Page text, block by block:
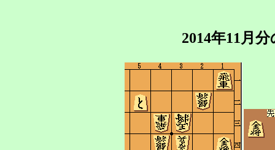
2014年11月